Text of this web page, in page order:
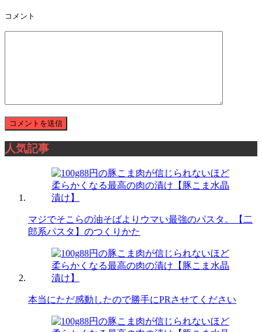
コメント
人気記事
マジでそこらの油そばよりウマい最強のパスタ。【二
郎系パスタ】のつくりかた
本当にただ感動したので勝手にPRさせてください